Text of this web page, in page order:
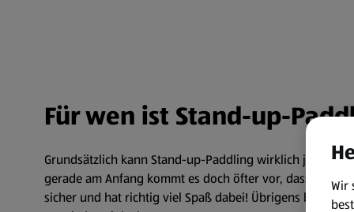
Für wen ist Stand-up-
Grundsätzlich kann Stand-up-Paddling wirklich jeder
gerade am Anfang kommt es doch öfter vor, dass man
sicher und hat richtig viel Spaß dabei! Übrigens bieten
Wir